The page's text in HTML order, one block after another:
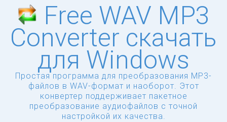
Free WAV MP3
Converter скачать
для Windows
Простая программа для преобразования MP3-
файлов в WAV-формат и наоборот. Этот
конвертер поддерживает пакетное
преобразование аудиофайлов с точной
настройкой их качества.